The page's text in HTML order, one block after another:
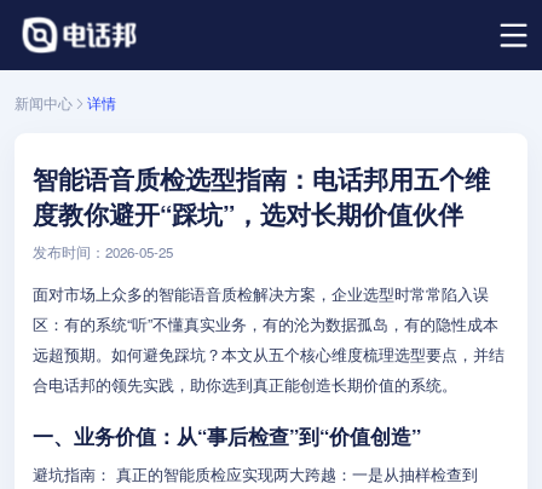
新闻中心 详情
智能语音质检选型指南：电话邦用五个维
度教你避开“踩坑”，选对长期价值伙伴
发布时间：2026-05-25
面对市场上众多的智能语音质检解决方案，企业选型时常常陷入误
区：有的系统“听”不懂真实业务，有的沦为数据孤岛，有的隐性成本
远超预期。如何避免踩坑？本文从五个核心维度梳理选型要点，并结
合电话邦的领先实践，助你选到真正能创造长期价值的系统。
一、业务价值：从“事后检查”到“价值创造”
避坑指南： 真正的智能质检应实现两大跨越：一是从抽样检查到